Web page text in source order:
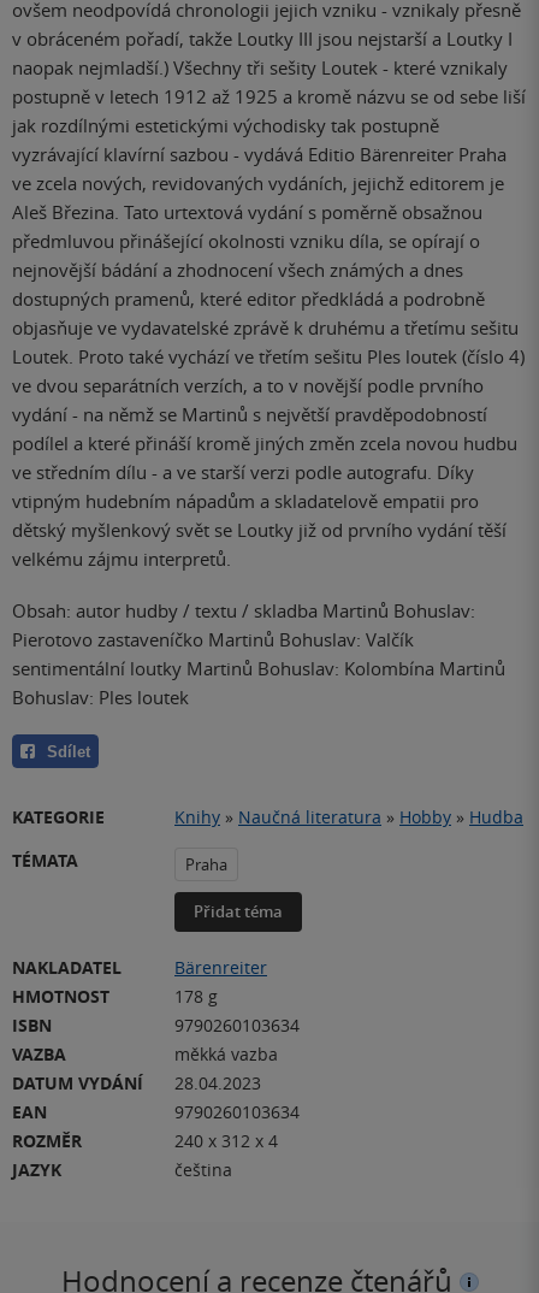
ovšem neodpovídá chronologii jejich vzniku - vznikaly přesně
v obráceném pořadí, takže Loutky III jsou nejstarší a Loutky I
naopak nejmladší.) Všechny tři sešity Loutek - které vznikaly
postupně v letech 1912 až 1925 a kromě názvu se od sebe liší
jak rozdílnými estetickými východisky tak postupně
vyzrávající klavírní sazbou - vydává Editio Bärenreiter Praha
ve zcela nových, revidovaných vydáních, jejichž editorem je
Aleš Březina. Tato urtextová vydání s poměrně obsažnou
předmluvou přinášející okolnosti vzniku díla, se opírají o
nejnovější bádání a zhodnocení všech známých a dnes
dostupných pramenů, které editor předkládá a podrobně
objasňuje ve vydavatelské zprávě k druhému a třetímu sešitu
Loutek. Proto také vychází ve třetím sešitu Ples loutek (číslo 4)
ve dvou separátních verzích, a to v novější podle prvního
vydání - na němž se Martinů s největší pravděpodobností
podílel a které přináší kromě jiných změn zcela novou hudbu
ve středním dílu - a ve starší verzi podle autografu. Díky
vtipným hudebním nápadům a skladatelově empatii pro
dětský myšlenkový svět se Loutky již od prvního vydání těší
velkému zájmu interpretů.
Obsah: autor hudby / textu / skladba Martinů Bohuslav:
Pierotovo zastaveníčko Martinů Bohuslav: Valčík
sentimentální loutky Martinů Bohuslav: Kolombína Martinů
Bohuslav: Ples loutek
Sdílet
KATEGORIE Knihy » Naučná literatura » Hobby » Hudba
TÉMATA
Praha
Přidat téma
NAKLADATEL
Bärenreiter
HMOTNOST
178 g
ISBN
9790260103634
VAZBA
měkká vazba
DATUM VYDÁNÍ
28.04.2023
EAN
9790260103634
ROZMĚR
240 x 312 x 4
JAZYK
čeština
Hodnocení a recenze čtenářů